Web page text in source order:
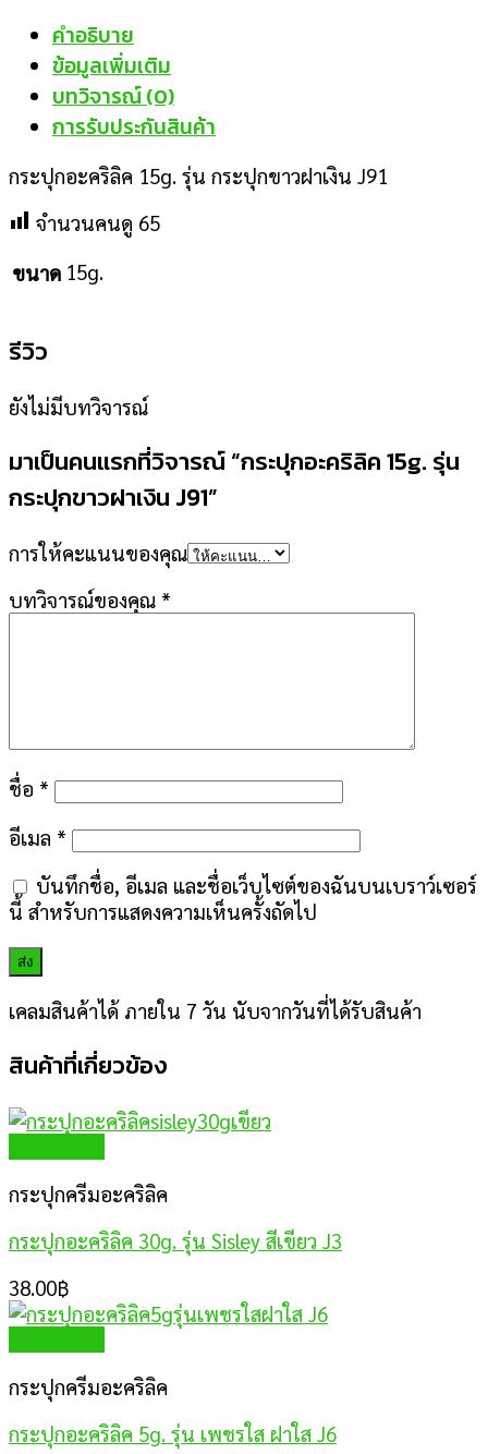
คำอธิบาย
ข้อมูลเพิ่มเติม
บทวิจารณ์ (0)
การรับประกันสินค้า
กระปุกอะคริลิค 15g. รุ่น กระปุกขาวฝาเงิน J91
จำนวนคนดู 65
ขนาด 15g.
รีวิว
ยังไม่มีบทวิจารณ์
มาเป็นคนแรกที่วิจารณ์ “กระปุกอะคริลิค 15g. รุ่น
กระปุกขาวฝาเงิน J91”
การให้คะแนนของคุณ
บทวิจารณ์ของคุณ *
ชื่อ *
อีเมล *
บันทึกชื่อ, อีเมล และชื่อเว็บไซต์ของฉันบนเบราว์เซอร์
นี้ สำหรับการแสดงความเห็นครั้งถัดไป
เคลมสินค้าได้ ภายใน 7 วัน นับจากวันที่ได้รับสินค้า
สินค้าที่เกี่ยวข้อง
กระปุกครีมอะคริลิค
กระปุกอะคริลิค 30g. รุ่น Sisley สีเขียว J3
38.00฿
กระปุกครีมอะคริลิค
กระปุกอะคริลิค 5g. รุ่น เพชรใส ฝาใส J6